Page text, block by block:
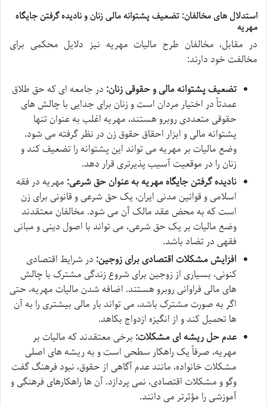
استدلال های مخالفان: تضعیف پشتوانه مالی زنان و نادیده گرفتن جایگاه
مهریه
در مقابل، مخالفان طرح مالیات مهریه نیز دلایل محکمی برای
مخالفت خود دارند:
تضعیف پشتوانه مالی و حقوقی زنان: در جامعه ای که حق طلاق
عمدتاً در اختیار مردان است و زنان برای جدایی با چالش های
حقوقی متعددی روبرو هستند، مهریه اغلب به عنوان تنها
پشتوانه مالی و ابزار احقاق حقوق زن در نظر گرفته می شود.
وضع مالیات بر مهریه می تواند این پشتوانه را تضعیف کند و
زنان را در موقعیت آسیب پذیرتری قرار دهد.
نادیده گرفتن جایگاه مهریه به عنوان حق شرعی: مهریه در فقه
اسلامی و قوانین مدنی ایران، یک حق شرعی و قانونی برای زن
است که به محض عقد مالک آن می شود. مخالفان معتقدند
وضع مالیات بر یک حق شرعی، می تواند با اصول دینی و مبانی
فقهی در تضاد باشد.
افزایش مشکلات اقتصادی برای زوجین: در شرایط اقتصادی
کنونی، بسیاری از زوجین برای شروع زندگی مشترک با چالش
های مالی فراوانی روبرو هستند. اضافه شدن مالیات مهریه، حتی
اگر به صورت مشترک باشد، می تواند بار مالی بیشتری را به آن
ها تحمیل کند و از انگیزه ازدواج بکاهد.
عدم حل ریشه ای مشکلات: برخی معتقدند که مالیات بر
مهریه، صرفاً یک راهکار سطحی است و به ریشه های اصلی
مشکلات خانواده، مانند عدم آگاهی از حقوق، نبود فرهنگ گفت
وگو و مشکلات اقتصادی، نمی پردازد. آن ها راهکارهای فرهنگی و
آموزشی را مؤثرتر می دانند.